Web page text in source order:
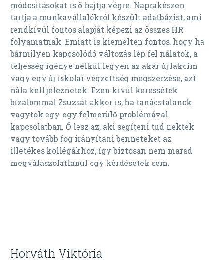
módosításokat is ő hajtja végre. Naprakészen
tartja a munkavállalókról készült adatbázist, ami
rendkívül fontos alapját képezi az összes HR
folyamatnak. Emiatt is kiemelten fontos, hogy ha
bármilyen kapcsolódó változás lép fel nálatok, a
teljesség igénye nélkül legyen az akár új lakcím
vagy egy új iskolai végzettség megszerzése, azt
nála kell jeleznetek. Ezen kívül keressétek
bizalommal Zsuzsát akkor is, ha tanácstalanok
vagytok egy-egy felmerülő problémával
kapcsolatban. Ő lesz az, aki segíteni tud nektek
vagy tovább fog irányítani benneteket az
illetékes kollégákhoz, így biztosan nem marad
megválaszolatlanul egy kérdésetek sem.
Horváth Viktória